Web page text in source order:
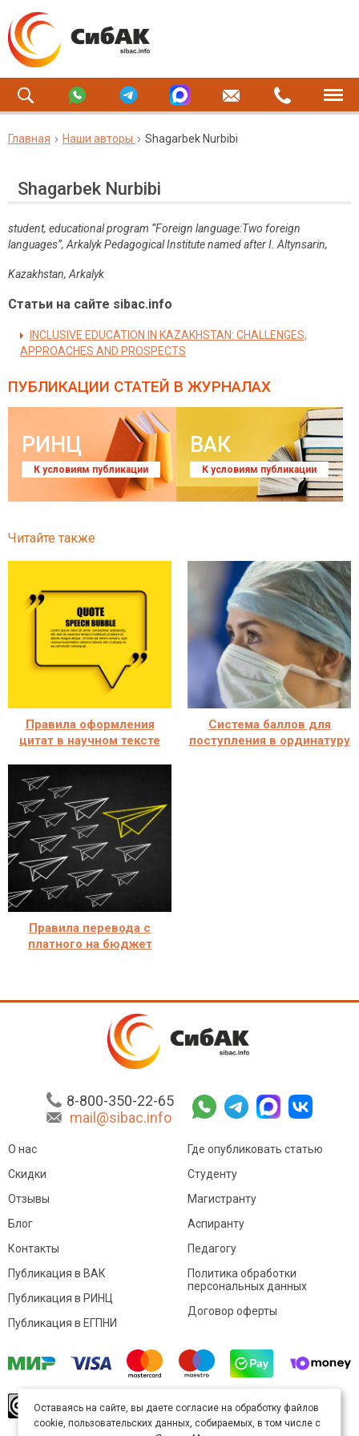
Главная Наши авторы Shagarbek Nurbibi
Shagarbek Nurbibi
student, educational program “Foreign language:Two foreign
languages”, Arkalyk Pedagogical Institute named after I. Altynsarin,
Kazakhstan, Arkalyk
Статьи на сайте sibac.info
INCLUSIVE EDUCATION IN KAZAKHSTAN: CHALLENGES,
APPROACHES AND PROSPECTS
ПУБЛИКАЦИИ СТАТЕЙ В ЖУРНАЛАХ
РИНЦ
К условиям публикации
ВАК
К условиям публикации
Читайте также
Правила оформления
цитат в научном тексте
Система баллов для
поступления в ординатуру
Правила перевода с
платного на бюджет
8-800-350-22-65
mail@sibac.info
О нас
Скидки
Отзывы
Блог
Контакты
Где опубликовать статью
Студенту
Магистранту
Аспиранту
Педагогу
Публикация в ВАК
Публикация в РИНЦ
Публикация в ЕГПНИ
Политика обработки
персональных данных
Договор оферты
произведение доступно полицензии Creative
Commons «Attribution» («Атрибуция») 4.0
Оставаясь на сайте, вы даете согласие на обработку файлов
cookie, пользовательских данных, собираемых, в том числе с